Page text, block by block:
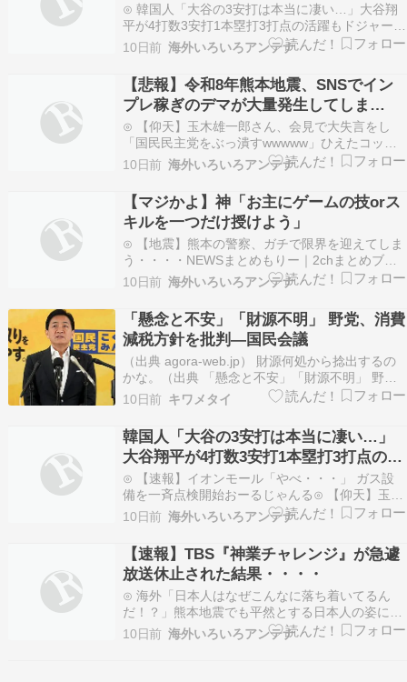
⊙ 韓国人「大谷の3安打は本当に凄い…」大谷翔
平が4打数3安打1本塁打3打点の活躍もドジャース
がマリナーズに惜敗クロード-韓国の反応まとめ⊙
【仰天】玉木雄一郎さん、会見で大失言をし「国
民民主党をぶっ潰すwwwww」ひえたコッペパン
⊙ 韓国・清州市 サッカー場75面分の敷地に
「巨…
10日前 海外いろいろアンテナ
【悲報】令和8年熊本地震、SNSでイン
プレ稼ぎのデマが大量発生してしま
う！！！！
⊙ 【仰天】玉木雄一郎さん、会見で大失言をし
「国民民主党をぶっ潰すwwwww」ひえたコッペ
パン⊙ 【速報】TBS『神業チャレンジ』が急遽放
送休止された結果・・・・NEWSまとめもりー｜
2chまとめブログ⊙ 【海外の反応】冨安健洋が移
籍を見据えクリスタル・パレスの練習に参加「ケ
ガは…
10日前 海外いろいろアンテナ
【マジかよ】神「お主にゲームの技orス
キルを一つだけ授けよう」
⊙ 【地震】熊本の警察、ガチで限界を迎えてしま
う・・・・NEWSまとめもりー｜2chまとめブロ
グ⊙ 【地震】橋本愛、沈黙を破り熊本へメッセー
ジを送る・・・・・NEWSまとめもりー｜2chま
とめブログ⊙ 【マジかよ】神「お主にゲームの技
orスキルを一つだけ授けよう」ひえたコッペパ
ン…
10日前 海外いろいろアンテナ
「懸念と不安」「財源不明」 野党、消費
減税方針を批判―国民会議
（出典 agora-web.jp） 財源何処から捻出するの
かな。（出典 「懸念と不安」「財源不明」 野
党、消費減税方針を批判―国民会議 [蚤の市★]）
1 蚤の市 ★ ：2026/07/29(水) 21:32:32.22
ID:vI1iiKuw9 野党は２９日、超党派の社会保障
国…
10日前 キワメタイ
韓国人「大谷の3安打は本当に凄い…」
大谷翔平が4打数3安打1本塁打3打点の活
躍もドジャースがマリナーズに惜敗
⊙ 【速報】イオンモール「やべ・・・」 ガス設
備を一斉点検開始おーるじゃんる⊙ 【仰天】玉木
雄一郎さん、会見で大失言をし「国民民主党をぶ
っ潰すwwwww」ひえたコッペパン⊙ 韓国人「7月
の月間下落率が31.8%に到達…IMF外換危機を超
える歴史的な大暴落にパニック状態」パンコリ
⊙…
10日前 海外いろいろアンテナ
【速報】TBS『神業チャレンジ』が急遽
放送休止された結果・・・・
⊙ 海外「日本人はなぜこんなに落ち着いてるん
だ！？」熊本地震でも平然とする日本人の姿に外
国人が興味津々【海外の反応】海外の反応リサー
チ⊙ 韓国南部でアフリカ並みの極限猛暑 [7/29]国
10日前 海外いろいろアンテナ